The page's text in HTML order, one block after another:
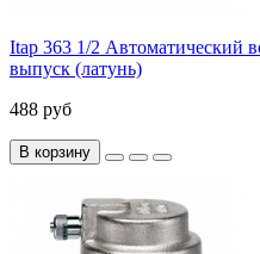
Itap 363 1/2 Автоматический
выпуск (латунь)
488 руб
В корзину